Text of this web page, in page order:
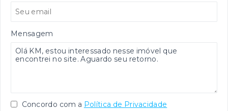
Mensagem
Concordo com a Política de Privacidade